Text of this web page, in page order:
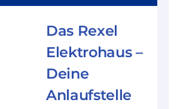
Das Rexel
Elektrohaus –
Deine
Anlaufstelle